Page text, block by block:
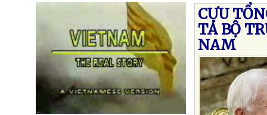
CỰU
TÁ BỘ
NAM